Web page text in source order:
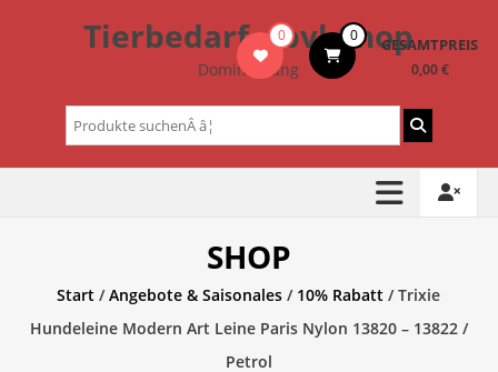
Tierbedarf – bvl-Shop
Dominik Lang
0 0 GESAMTPREIS
0,00 €
Suchen
nach:
SHOP
Start /Angebote & Saisonales / 10% Rabatt / Trixie
Hundeleine Modern Art Leine Paris Nylon 13820 – 13822 /
Petrol